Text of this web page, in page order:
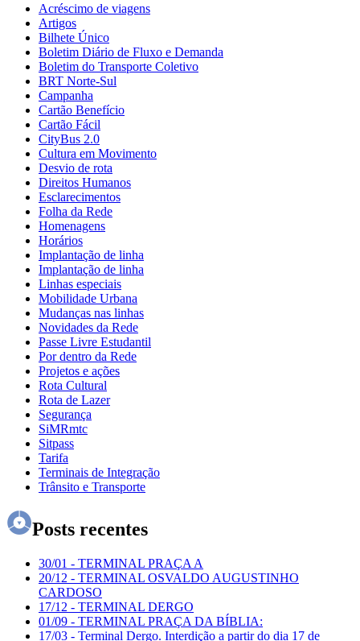
Acréscimo de viagens
Artigos
Bilhete Único
Boletim Diário de Fluxo e Demanda
Boletim do Transporte Coletivo
BRT Norte-Sul
Campanha
Cartão Benefício
Cartão Fácil
CityBus 2.0
Cultura em Movimento
Desvio de rota
Direitos Humanos
Esclarecimentos
Folha da Rede
Homenagens
Horários
Implantação de linha
Implantação de linha
Linhas especiais
Mobilidade Urbana
Mudanças nas linhas
Novidades da Rede
Passe Livre Estudantil
Por dentro da Rede
Projetos e ações
Rota Cultural
Rota de Lazer
Segurança
SiMRmtc
Sitpass
Tarifa
Terminais de Integração
Trânsito e Transporte
Posts recentes
30/01 - TERMINAL PRAÇA A
20/12 - TERMINAL OSVALDO AUGUSTINHO
CARDOSO
17/12 - TERMINAL DERGO
01/09 - TERMINAL PRAÇA DA BÍBLIA:
17/03 - Terminal Dergo. Interdição a partir do dia 17 de